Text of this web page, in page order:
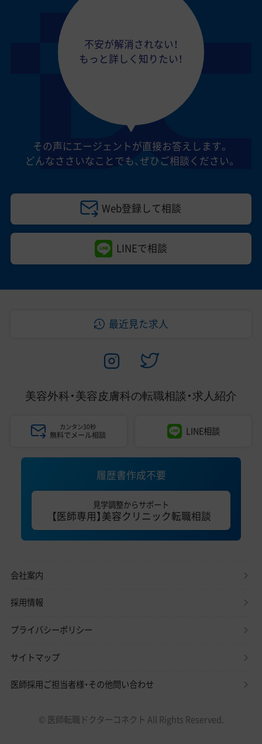
不安が解消されない！
もっと詳しく知りたい！
その声にエージェントが直接お答えします。
どんなささいなことでも、 ぜひご相談ください。
Web登録して相談
LINEで相談
最近見た求人
美容外科・美容皮膚科の転職相談・求人紹介
カンタン30秒
無料でメール相談 LINE相談
履歴書作成不要
見学調整からサポート
【医師専用】美容クリニック転職相談
会社案内
採用情報
プライバシーポリシー
サイトマップ
医師採用ご担当者様・その他問い合わせ
© 医師転職ドクターコネクト All Rights Reserved.